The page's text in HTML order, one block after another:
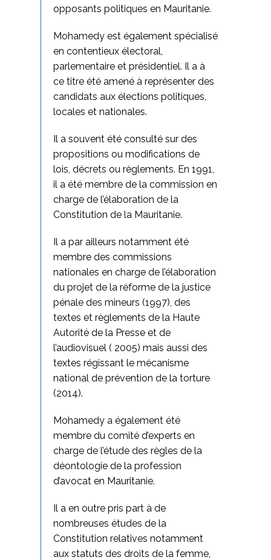
opposants politiques en Mauritanie.
Mohamedy est également spécialisé
en contentieux électoral,
parlementaire et présidentiel. Il a à
ce titre été amené à représenter des
candidats aux élections politiques,
locales et nationales.
Il a souvent été consulté sur des
propositions ou modifications de
lois, décrets ou règlements. En 1991,
il a été membre de la commission en
charge de l’élaboration de la
Constitution de la Mauritanie.
Il a par ailleurs notamment été
membre des commissions
nationales en charge de l’élaboration
du projet de la réforme de la justice
pénale des mineurs (1997), des
textes et règlements de la Haute
Autorité de la Presse et de
l’audiovisuel ( 2005) mais aussi des
textes régissant le mécanisme
national de prévention de la torture
(2014).
Mohamedy a également été
membre du comité d’experts en
charge de l’étude des règles de la
déontologie de la profession
d’avocat en Mauritanie.
Il a en outre pris part à de
nombreuses études de la
Constitution relatives notamment
aux statuts des droits de la femme,